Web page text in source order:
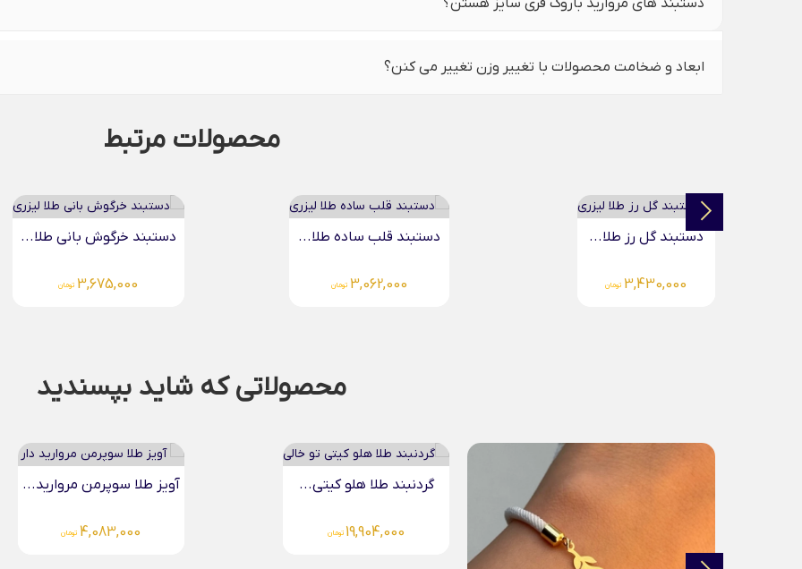
دستبند های مروارید باروک فری سایز هستن؟
ابعاد و ضخامت محصولات با تغییر وزن تغییر می کنن؟
محصولات مرتبط
دستبند گل رز طلا...
3,430,000 تومان
دستبند قلب ساده طلا...
3,062,000 تومان
دستبند خرگوش بانی طلا...
3,675,000 تومان
محصولاتی که شاید بپسندید
گردنبند طلا هلو کیتی...
19,904,000 تومان
آویز طلا سوپرمن مروارید...
4,083,000 تومان